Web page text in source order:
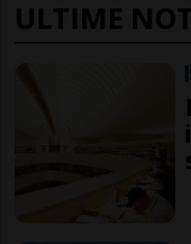
ULTIME